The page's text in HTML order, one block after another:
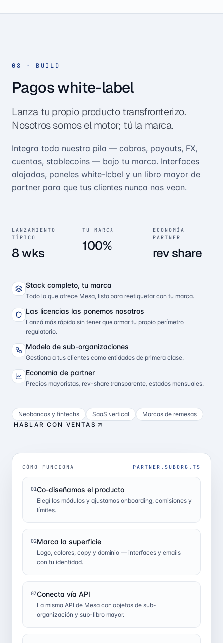
08 · BUILD
Pagos white-label
Lanza tu propio producto transfronterizo.
Nosotros somos el motor; tú la marca.
Integra toda nuestra pila — cobros, payouts, FX,
cuentas, stablecoins — bajo tu marca. Interfaces
alojadas, paneles white-label y un libro mayor de
partner para que tus clientes nunca nos vean.
LANZAMIENTO
TÍPICO
8 wks
TU MARCA
100%
ECONOMÍA
PARTNER
rev share
Stack completo, tu marca
Todo lo que ofrece Mesa, listo para reetiquetar con tu marca.
Las licencias las ponemos nosotros
Lanzá más rápido sin tener que armar tu propio perímetro
regulatorio.
Modelo de sub-organizaciones
Gestiona a tus clientes como entidades de primera clase.
Economía de partner
Precios mayoristas, rev-share transparente, estados mensuales.
Neobancos y fintechs SaaS vertical
Marcas de remesas
HABLAR CON VENTAS
CÓMO FUNCIONA PARTNER.SUBORG.TS
01Co-diseñamos el producto
Elegí los módulos y ajustamos onboarding, comisiones y
límites.
02Marca la superficie
Logo, colores, copy y dominio — interfaces y emails
con tu identidad.
03Conecta vía API
La misma API de Mesa con objetos de sub-
organización y sub-libro mayor.